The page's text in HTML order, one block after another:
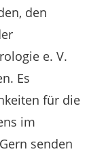
den
e. V.
Es
für die
im
senden